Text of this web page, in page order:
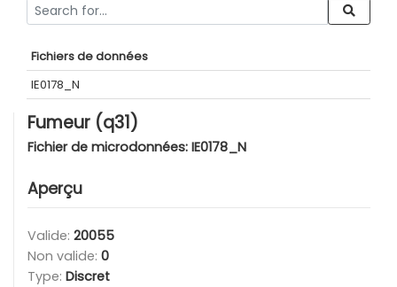
Fichiers de données
IE0178_N
Fumeur (q31)
Fichier de microdonnées: IE0178_N
Aperçu
Valide: 20055
Non valide: 0
Type: Discret